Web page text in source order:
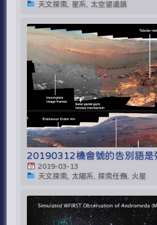
天文探索, 星系, 太空望遠鏡
20190312機會號的告別語是
2019-03-13
天文探索, 太陽系, 探索任務, 火星